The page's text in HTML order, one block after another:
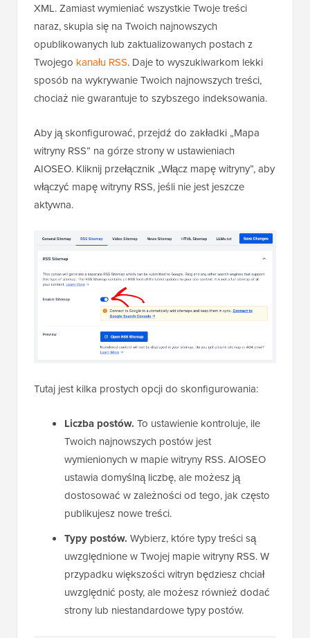
XML. Zamiast wymieniać wszystkie Twoje treści
naraz, skupia się na Twoich najnowszych
opublikowanych lub zaktualizowanych postach z
Twojego kanału RSS. Daje to wyszukiwarkom lekki
sposób na wykrywanie Twoich najnowszych treści,
chociaż nie gwarantuje to szybszego indeksowania.
Aby ją skonfigurować, przejdź do zakładki „Mapa
witryny RSS” na górze strony w ustawieniach
AIOSEO. Kliknij przełącznik „Włącz mapę witryny”, aby
włączyć mapę witryny RSS, jeśli nie jest jeszcze
aktywna.
Tutaj jest kilka prostych opcji do skonfigurowania:
Liczba postów. To ustawienie kontroluje, ile
Twoich najnowszych postów jest
wymienionych w mapie witryny RSS. AIOSEO
ustawia domyślną liczbę, ale możesz ją
dostosować w zależności od tego, jak często
publikujesz nowe treści.
Typy postów. Wybierz, które typy treści są
uwzględnione w Twojej mapie witryny RSS. W
przypadku większości witryn będziesz chciał
uwzględnić posty, ale możesz również dodać
strony lub niestandardowe typy postów.